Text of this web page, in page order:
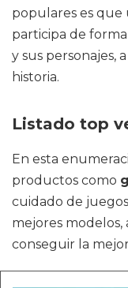
populares es que
participa de
y sus personajes,
historia.
Listado top
En esta
productos como
cuidado de
mejores modelos,
conseguir la